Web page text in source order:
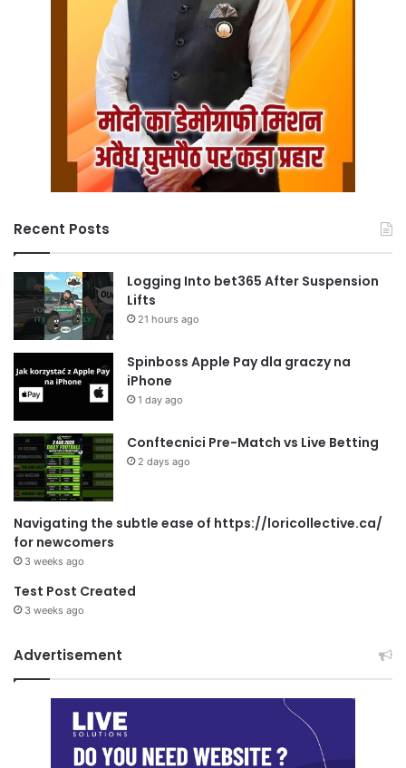
Recent Posts
Logging Into bet365 After Suspension
Lifts
21 hours ago
Spinboss Apple Pay dla graczy na
iPhone
1 day ago
Conftecnici Pre-Match vs Live Betting
2 days ago
Navigating the subtle ease of https://loricollective.ca/
for newcomers
3 weeks ago
Test Post Created
3 weeks ago
Advertisement